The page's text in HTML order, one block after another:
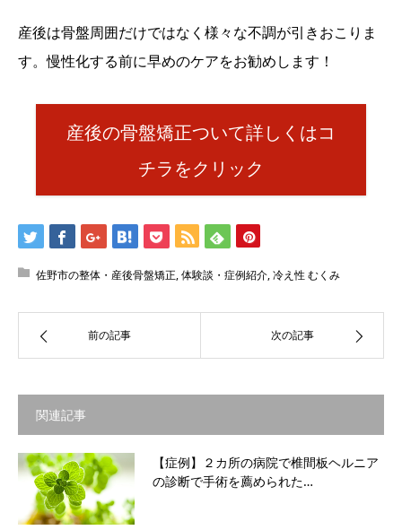
産後は骨盤周囲だけではなく様々な不調が引きおこりま
す。慢性化する前に早めのケアをお勧めします！
産後の骨盤矯正ついて詳しくはコ
チラをクリック
佐野市の整体・産後骨盤矯正,体験談・症例紹介,冷え性 むくみ
前の記事 次の記事
関連記事
【症例】２カ所の病院で椎間板ヘルニア
の診断で手術を薦められた…